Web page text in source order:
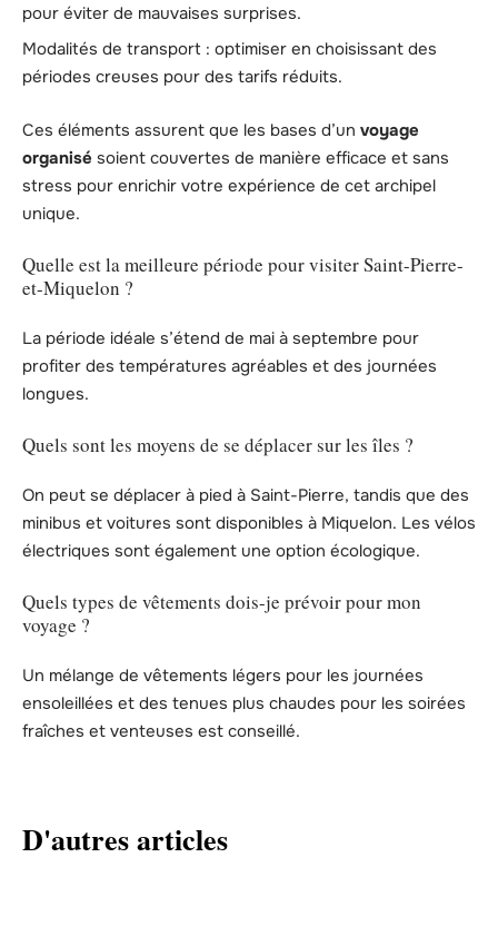
pour éviter de mauvaises surprises.
Modalités de transport : optimiser en choisissant des
périodes creuses pour des tarifs réduits.
Ces éléments assurent que les bases d’un voyage
organisé soient couvertes de manière efficace et sans
stress pour enrichir votre expérience de cet archipel
unique.
Quelle est la meilleure période pour visiter Saint-Pierre-
et-Miquelon ?
La période idéale s’étend de mai à septembre pour
profiter des températures agréables et des journées
longues.
Quels sont les moyens de se déplacer sur les îles ?
On peut se déplacer à pied à Saint-Pierre, tandis que des
minibus et voitures sont disponibles à Miquelon. Les vélos
électriques sont également une option écologique.
Quels types de vêtements dois-je prévoir pour mon
voyage ?
Un mélange de vêtements légers pour les journées
ensoleillées et des tenues plus chaudes pour les soirées
fraîches et venteuses est conseillé.
D'autres articles